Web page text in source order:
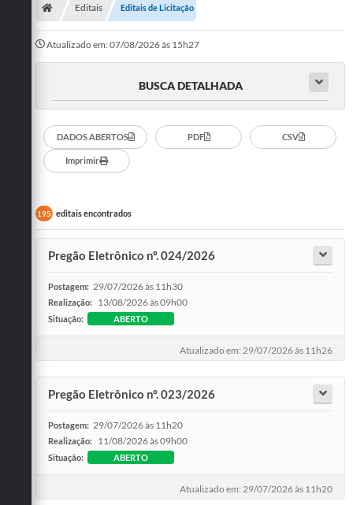
Editais Editais de Licitação
Atualizado em: 07/08/2026 às 15h27
BUSCA DETALHADA
DADOS ABERTOS PDF CSV
Imprimir
195 editais encontrados
Pregão Eletrônico nº. 024/2026
Postagem: 29/07/2026 às 11h30
Realização: 13/08/2026 às 09h00
Situação: ABERTO
Atualizado em: 29/07/2026 às 11h26
Pregão Eletrônico n°. 023/2026
Postagem: 29/07/2026 às 11h20
Realização: 11/08/2026 às 09h00
Situação: ABERTO
Atualizado em: 29/07/2026 às 11h20